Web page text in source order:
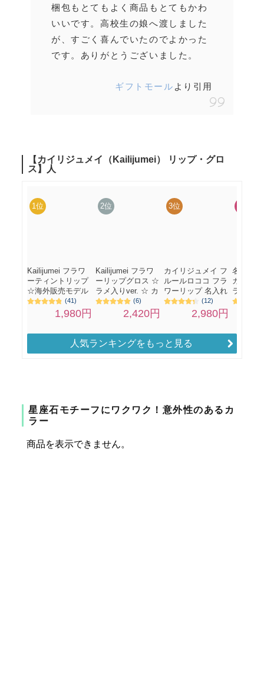
梱包もとてもよく商品もとてもかわ
いいです。 高校生の娘へ渡しました
が、すごく喜んでいたのでよかった
です。ありがとうございました。
ギフトモール より引用
人気ランキングをもっと見る
星座石モチーフにワクワク！意外性のあるカ
ラー